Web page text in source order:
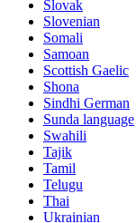
Slovak
Slovenian
Somali
Samoan
Scottish Gaelic
Shona
Sindhi German
Sunda language
Swahili
Tajik
Tamil
Telugu
Thai
Ukrainian